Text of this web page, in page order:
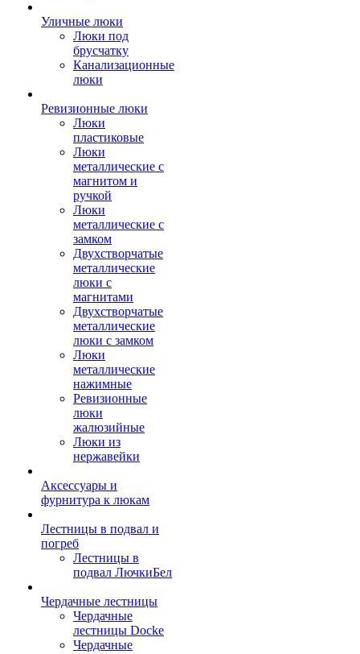
Уличные люки
Люки под
брусчатку
Канализационные
люки
Ревизионные люки
Люки
пластиковые
Люки
металлические с
магнитом и
ручкой
Люки
металлические с
замком
Двухстворчатые
металлические
люки с
магнитами
Двухстворчатые
металлические
люки с замком
Люки
металлические
нажимные
Ревизионные
люки
жалюзийные
Люки из
нержавейки
Аксессуары и
фурнитура к люкам
Лестницы в подвал и
погреб
Лестницы в
подвал ЛючкиБел
Чердачные лестницы
Чердачные
лестницы Docke
Чердачные